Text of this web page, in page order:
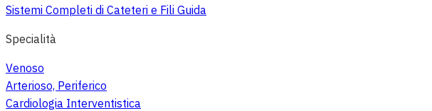
Sistemi Completi di Cateteri e Fili Guida
Specialità
Venoso
Arterioso, Periferico
Cardiologia Interventistica